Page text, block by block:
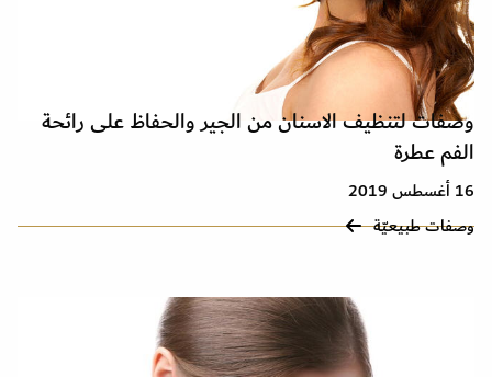
وصفات لتنظيف الاسنان من الجير والحفاظ على رائحة
الفم عطرة
16 أغسطس 2019
وصفات طبيعيّة